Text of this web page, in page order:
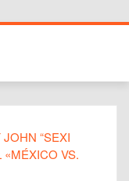
“SEXI
«MÉXICO VS.